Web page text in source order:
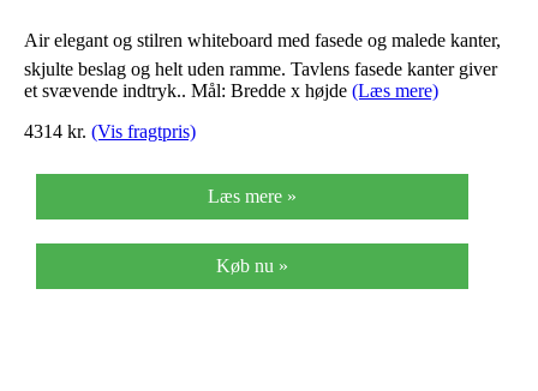
Air elegant og stilren whiteboard med fasede og malede kanter,
skjulte beslag og helt uden ramme. Tavlens fasede kanter giver
et svævende indtryk.. Mål: Bredde x højde (Læs mere)
4314 kr. (Vis fragtpris)
Læs mere »
Køb nu »